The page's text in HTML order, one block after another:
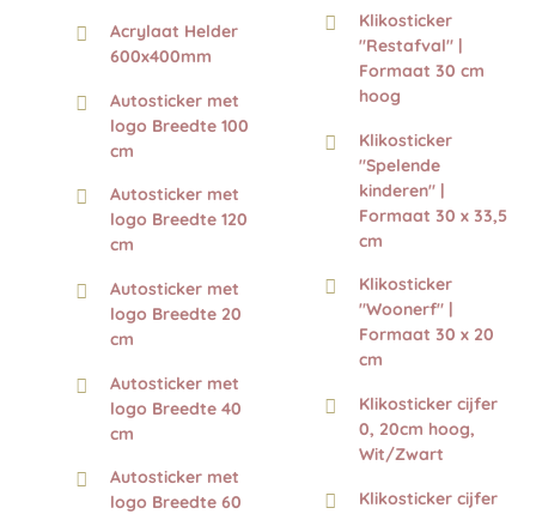
Acrylaat Helder
600x400mm
Autosticker met
logo Breedte 100
cm
Autosticker met
logo Breedte 120
cm
Autosticker met
logo Breedte 20
cm
Autosticker met
logo Breedte 40
cm
Autosticker met
logo Breedte 60
Klikosticker
"Restafval" |
Formaat 30 cm
hoog
Klikosticker
"Spelende
kinderen" |
Formaat 30 x 33,5
cm
Klikosticker
"Woonerf" |
Formaat 30 x 20
cm
Klikosticker cijfer
0, 20cm hoog,
Wit/Zwart
Klikosticker cijfer